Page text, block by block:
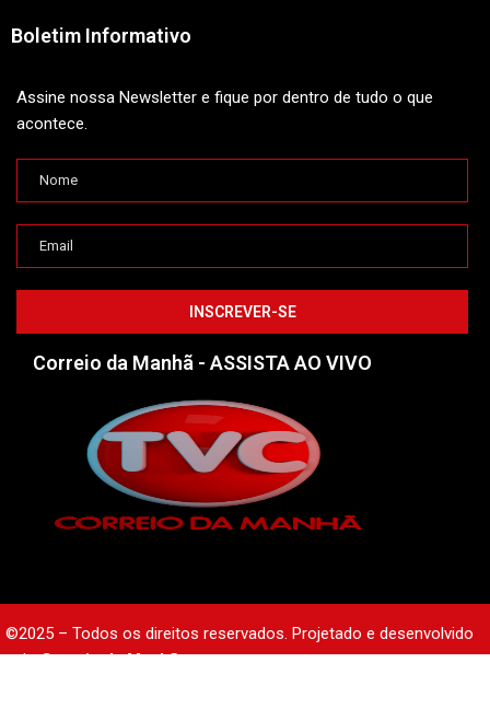
Boletim Informativo
Assine nossa Newsletter e fique por dentro de tudo o que
acontece.
Correio da Manhã - ASSISTA AO VIVO
©2025 – Todos os direitos reservados. Projetado e desenvolvido
peloCorreio da Manhã.